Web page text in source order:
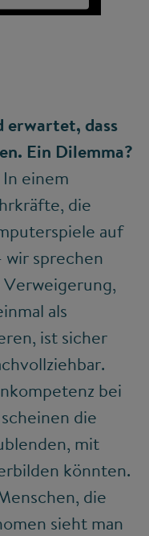
erwartet, dass
Ein Dilemma?
einem
die
auf
sprechen
Verweigerung,
als
ist sicher
bei
die
mit
könnten.
die
sieht man